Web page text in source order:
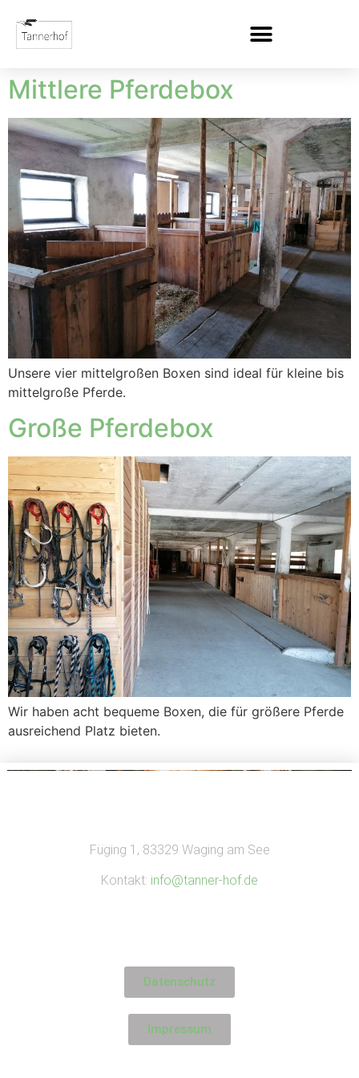
Mittlere Pferdebox
Unsere vier mittelgroßen Boxen sind ideal für kleine bis
mittelgroße Pferde.
Große Pferdebox
Wir haben acht bequeme Boxen, die für größere Pferde
ausreichend Platz bieten.
Füging 1, 83329 Waging am See
Kontakt: info@tanner-hof.de
Datenschutz
Impressum